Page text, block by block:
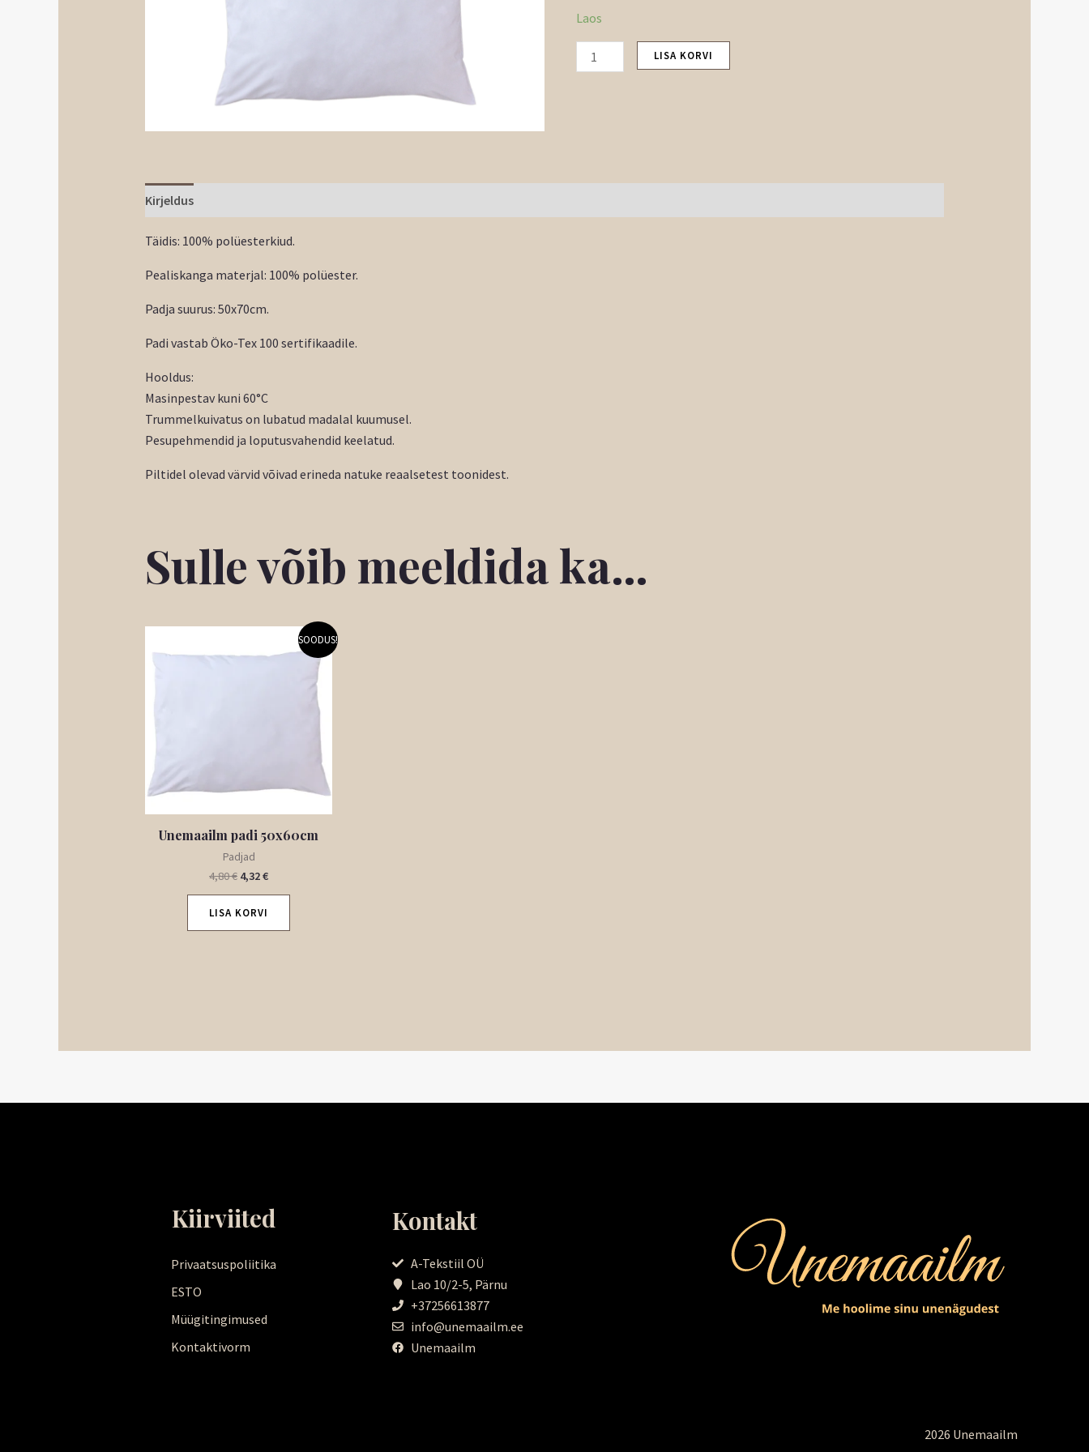
Laos
LISA KORVI
Kirjeldus
Täidis: 100% polüesterkiud.
Pealiskanga materjal: 100% polüester.
Padja suurus: 50x70cm.
Padi vastab Öko-Tex 100 sertifikaadile.
Hooldus:
Masinpestav kuni 60°C
Trummelkuivatus on lubatud madalal kuumusel.
Pesupehmendid ja loputusvahendid keelatud.
Piltidel olevad värvid võivad erineda natuke reaalsetest toonidest.
Sulle võib meeldida ka…
SOODUS!
Unemaailm padi 50x60cm
Padjad
4,80€ 4,32€
Praegune
LISA KORVI
Kiirviited
Privaatsuspoliitika
ESTO
Müügitingimused
Kontaktivorm
Kontakt
A-Tekstiil OÜ
Lao 10/2-5, Pärnu
+37256613877
info@unemaailm.ee
Unemaailm
2026 Unemaailm